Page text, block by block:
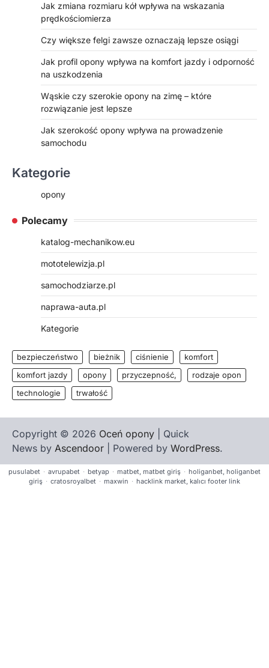
Jak zmiana rozmiaru kół wpływa na wskazania
prędkościomierza
Czy większe felgi zawsze oznaczają lepsze osiągi
Jak profil opony wpływa na komfort jazdy i odporność
na uszkodzenia
Wąskie czy szerokie opony na zimę – które
rozwiązanie jest lepsze
Jak szerokość opony wpływa na prowadzenie
samochodu
Kategorie
opony
Polecamy
katalog-mechanikow.eu
mototelewizja.pl
samochodziarze.pl
naprawa-auta.pl
Kategorie
bezpieczeństwo bieżnik ciśnienie
komfort
komfort jazdy
opony przyczepność,
rodzaje opon
technologie
trwałość
Copyright © 2026 Oceń opony | Quick
News by Ascendoor | Powered by WordPress.
pusulabet · avrupabet · betyap · matbet, matbet giriş · holiganbet, holiganbet
giriş · cratosroyalbet · maxwin · hacklink market, kalıcı footer link